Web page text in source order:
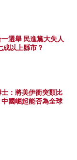
選舉 民進黨大失人
成以上縣市？
：將美伊衝突類比
國崛起能否為全球